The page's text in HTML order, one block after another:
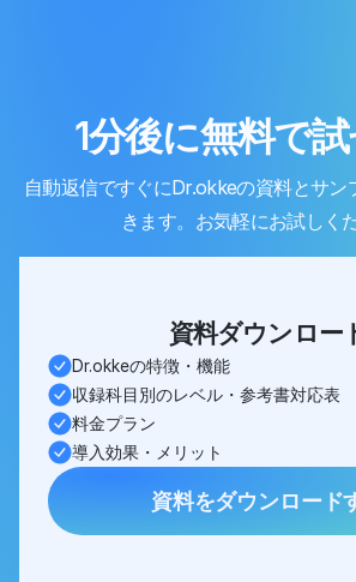
1分後に無料で
自動返信ですぐにDr.okkeの資料とサン
きます。お気軽にお試しく
資料ダウンロー
Dr.okkeの特徴・機能
収録科目別のレベル・参考書対応表
料金プラン
導入効果・メリット
資料をダウンロード